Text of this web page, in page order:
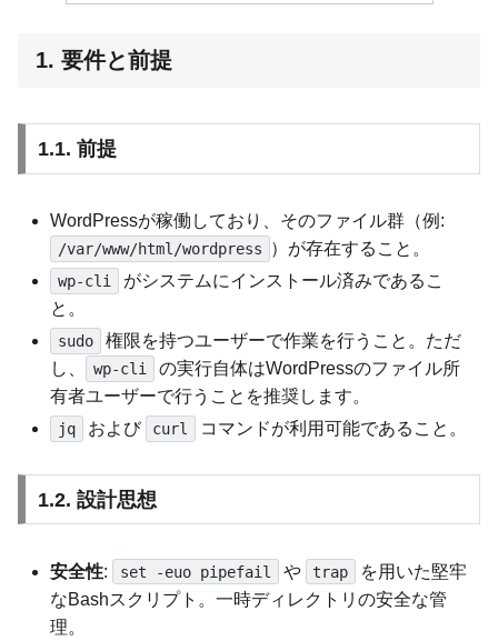
1. 要件と前提
1.1. 前提
WordPressが稼働しており、そのファイル群（例:
/var/www/html/wordpress ）が存在すること。
wp-cli
がシステムにインストール済みであるこ
と。
sudo
権限を持つユーザーで作業を行うこと。ただ
し、
wp-cli
の実行自体はWordPressのファイル所
有者ユーザーで行うことを推奨します。
jq および curl コマンドが利用可能であること。
1.2. 設計思想
安全性: set -euo pipefail や trap
を用いた堅牢
なBashスクリプト。一時ディレクトリの安全な管
理。